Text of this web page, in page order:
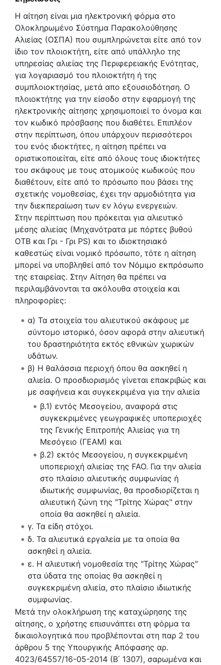
Η αίτηση είναι μια ηλεκτρονική φόρμα στο
Ολοκληρωμένο Σύστημα Παρακολούθησης
Αλιείας (ΟΣΠΑ) που συμπληρώνεται είτε από τον
ίδιο τον πλοιοκτήτη, είτε από υπάλληλο της
υπηρεσίας αλιείας της Περιφερειακής Ενότητας,
για λογαριασμό του πλοιοκτήτη ή της
συμπλοιοκτησίας, μετά απο εξουσιοδότηση. Ο
πλοιοκτήτης για την είσοδο στην εφαρμογή της
ηλεκτρονικής αίτησης χρησιμοποιεί το όνομα και
τον κωδικό πρόσβασης που διαθέτει. Επιπλέον
στην περίπτωση, όπου υπάρχουν περισσότεροι
του ενός ιδιοκτήτες, η αίτηση πρέπει να
οριστικοποιείται, είτε από όλους τους ιδιοκτήτες
του σκάφους με τους ατομικούς κωδικούς που
διαθέτουν, είτε από το πρόσωπο που βάσει της
σχετικής νομοθεσίας, έχει την αρμοδιότητα για
την διεκπεραίωση των εν λόγω ενεργειών.
Στην περίπτωση που πρόκειται για αλιευτικό
μέσης αλιείας (Μηχανότρατα με πόρτες βυθού
ΟΤΒ και Γρι - Γρι PS) και το ιδιοκτησιακό
καθεστώς είναι νομικό πρόσωπο, τότε η αίτηση
μπορεί να υποβληθεί από τον Νόμιμο εκπρόσωπο
της εταιρείας. Στην Αίτηση θα πρέπει να
περιλαμβάνονται τα ακόλουθα στοιχεία και
πληροφορίες:
α) Τα στοιχεία του αλιευτικού σκάφους με
σύντομο ιστορικό, όσον αφορά στην αλιευτική
του δραστηριότητα εκτός εθνικών χωρικών
υδάτων.
β) Η θαλάσσια περιοχή όπου θα ασκηθεί η
αλιεία. Ο προσδιορισμός γίνεται επακριβώς και
με σαφήνεια και συγκεκριμένα για την αλιεία
β.1) εντός Μεσογείου, αναφορά στις
συγκεκριμένες γεωγραφικές υποπεριοχές
της Γενικής Επιτροπής Αλιείας για τη
Μεσόγειο (ΓΕΑΜ) και
β.2) εκτός Μεσογείου, η συγκεκριμένη
υποπεριοχή αλιείας της FAO. Για την αλιεία
στο πλαίσιο αλιευτικής συμφωνίας ή
ιδιωτικής συμφωνίας, θα προσδιορίζεται η
αλιευτική ζώνη της "Τρίτης Χώρας" στην
οποία θα ασκηθεί η αλιεία.
γ. Τα είδη στόχοι.
δ. Τα αλιευτικά εργαλεία με τα οποία θα
ασκηθεί η αλιεία.
ε. Η αλιευτική νομοθεσία της "Τρίτης Χώρας"
στα ύδατα της οποίας θα ασκηθεί η
συγκεκριμένη αλιεία, στο πλαίσιο ιδιωτικής
συμφωνίας.
Μετά την ολοκλήρωση της καταχώρησης της
αίτησης, ο χρήστης επισυνάπτει στη φόρμα τα
δικαιολογητικά που προβλέπονται στη παρ 2 του
άρθρου 5 της Υπουργικής Απόφασης αρ.
4023/64557/16-05-2014 (Β΄ 1307), σαρωμένα και